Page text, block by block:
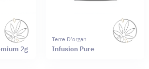
2g
Terre D'organ
Infusion Pure